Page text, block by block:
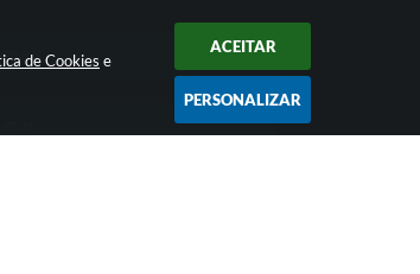
de Cookies e
ACEITAR
PERSONALIZAR